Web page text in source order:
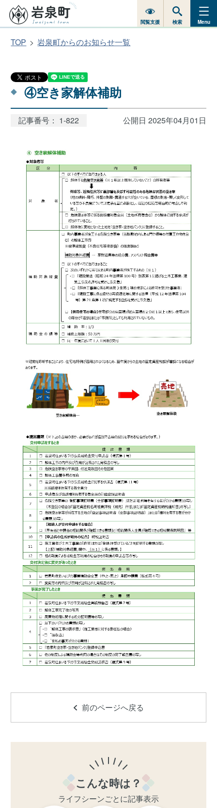
閲覧支援 検索 Menu
TOP 岩泉町からのお知らせ一覧
④空き家解体補助
記事番号： 1-822 公開日 2025年04月01日
前のページへ戻る
こんな時は？
ライフシーンごとに記事表示